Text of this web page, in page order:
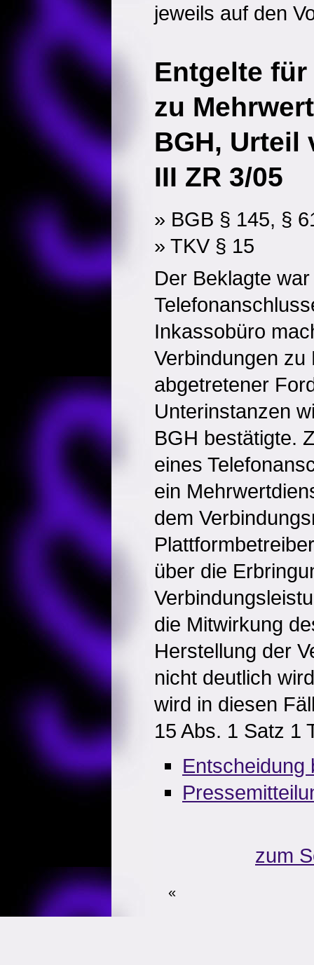
jeweils auf den
Entgelte
zu
BGH, Urteil
III ZR 3/05
» BGB § 145, §
» TKV § 15
Der Beklagte
Inkassobüro
Verbindungen
abgetretener
Unterinstanzen
BGH bestätigte.
eines
ein
dem
über die
die Mitwirkung
Herstellung der
nicht deutlich
wird in diesen
15 Abs. 1 Satz 1
Entscheidung
zum
«